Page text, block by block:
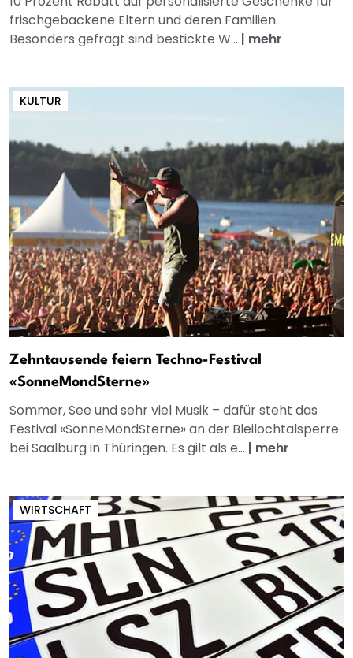
frischgebackene Eltern und deren Familien.
Besonders gefragt sind bestickte W... | mehr
KULTUR
Zehntausende feiern Techno-Festival
«SonneMondSterne»
Sommer, See und sehr viel Musik – dafür steht das
Festival «SonneMondSterne» an der Bleilochtalsperre
bei Saalburg in Thüringen. Es gilt als e... | mehr
WIRTSCHAFT